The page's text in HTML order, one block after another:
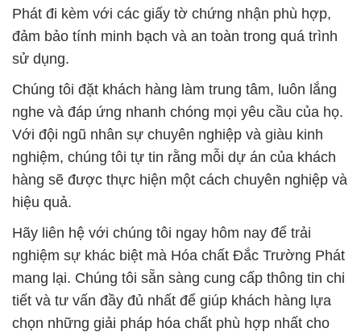
Phát đi kèm với các giấy tờ chứng nhận phù hợp,
đảm bảo tính minh bạch và an toàn trong quá trình
sử dụng.
Chúng tôi đặt khách hàng làm trung tâm, luôn lắng
nghe và đáp ứng nhanh chóng mọi yêu cầu của họ.
Với đội ngũ nhân sự chuyên nghiệp và giàu kinh
nghiệm, chúng tôi tự tin rằng mỗi dự án của khách
hàng sẽ được thực hiện một cách chuyên nghiệp và
hiệu quả.
Hãy liên hệ với chúng tôi ngay hôm nay để trải
nghiệm sự khác biệt mà Hóa chất Đắc Trường Phát
mang lại. Chúng tôi sẵn sàng cung cấp thông tin chi
tiết và tư vấn đầy đủ nhất để giúp khách hàng lựa
chọn những giải pháp hóa chất phù hợp nhất cho